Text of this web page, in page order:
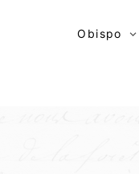
Obispo